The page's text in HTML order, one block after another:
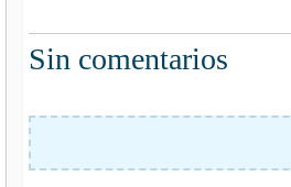
Sin comentarios